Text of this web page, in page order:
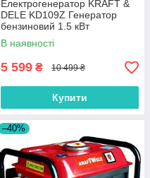
Електрогенератор KRAFT &
DELE KD109Z Генератор
бензиновий 1.5 кВт
В наявності
5 599 ₴ 10 499 ₴
Купити
–40%